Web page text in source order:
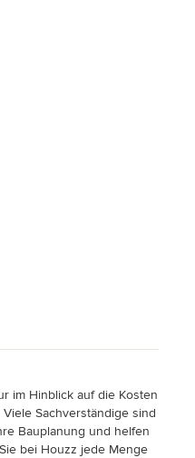
im Hinblick auf die Kosten
Sachverständige sind
Bauplanung und helfen
bei Houzz jede Menge